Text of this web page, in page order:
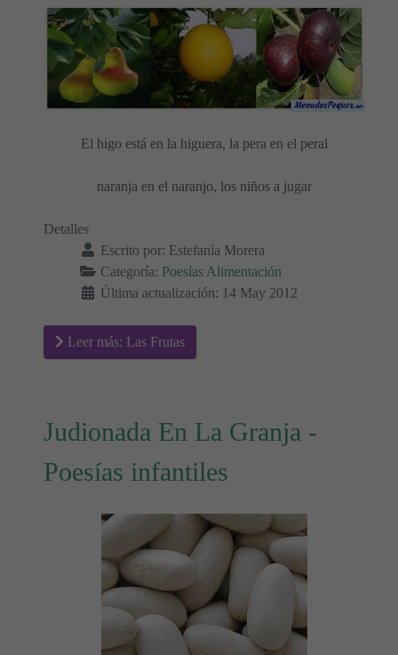
El higo está en la higuera, la pera en el peral
naranja en el naranjo, los niños a jugar
Detalles
Escrito por: Estefanía Morera
Categoría: Poesías Alimentación
Última actualización: 14 May 2012
Leer más: Las Frutas
Judionada En La Granja -
Poesías infantiles